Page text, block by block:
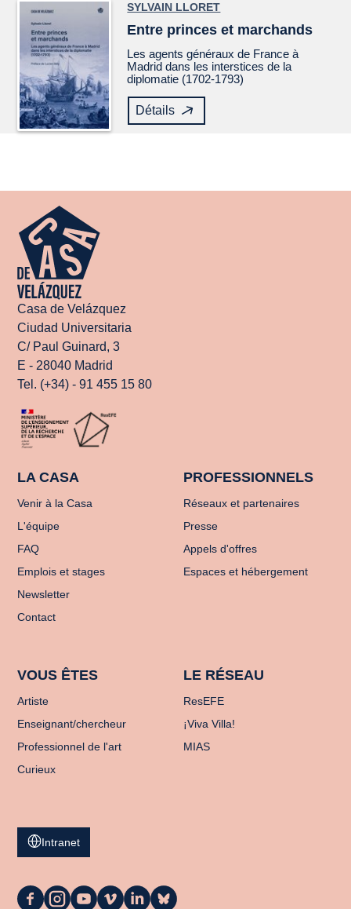
SYLVAIN LLORET
Entre princes et marchands
Les agents généraux de France à
Madrid dans les interstices de la
diplomatie (1702-1793)
Détails
Casa de Velázquez
Ciudad Universitaria
C/ Paul Guinard, 3
E - 28040 Madrid
Tel. (+34) - 91 455 15 80
LA CASA
Venir à la Casa
L'équipe
FAQ
Emplois et stages
Newsletter
Contact
PROFESSIONNELS
Réseaux et partenaires
Presse
Appels d'offres
Espaces et hébergement
VOUS ÊTES
Artiste
Enseignant/chercheur
Professionnel de l'art
Curieux
LE RÉSEAU
ResEFE
¡Viva Villa!
MIAS
Intranet
La La La La La La